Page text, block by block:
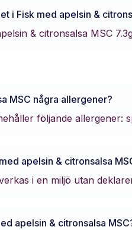
i Fisk med apelsin &
& citronsalsa MSC 7.3
MSC några allergener?
följande allergener:
apelsin & citronsalsa
i en miljö utan
apelsin & citronsalsa MSC